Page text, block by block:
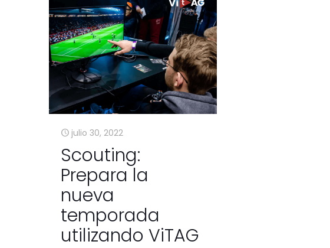
julio 30, 2022
Scouting:
Prepara la
nueva
temporada
utilizando ViTAG